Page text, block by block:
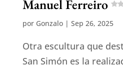
Manuel Ferreiro
por Gonzalo| Sep 26, 2025
Otra escultura que
San Simón es la